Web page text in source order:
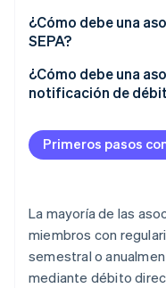
¿Cómo debe una
SEPA?
¿Cómo debe una
notificación de
Primeros pasos
La mayoría de las
miembros con
semestral o
mediante débito